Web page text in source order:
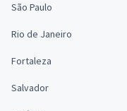
São Paulo
Rio de Janeiro
Fortaleza
Salvador